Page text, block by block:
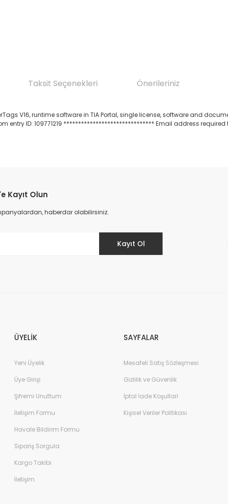
Taksit Seçenekleri Önerileriniz
V16, runtime software in TIA Portal, single license, software and
entry ID: 109771219 ******************************* Email address required
Kayıt Olun
haberdar olabilirsiniz.
Kayıt Ol
ÜYELİK
Yeni Üyelik
Üye Girişi
Şifremi Unuttum
İletişim Formu
Havale Bildirim Formu
Sipariş Sorgula
Kargo Takibi
İletişim
SAYFALAR
Mesafeli Satış Sözleşmesi
Gizlilik ve Güvenlik
İptal İade Koşullari
Kişisel Veriler Politikası